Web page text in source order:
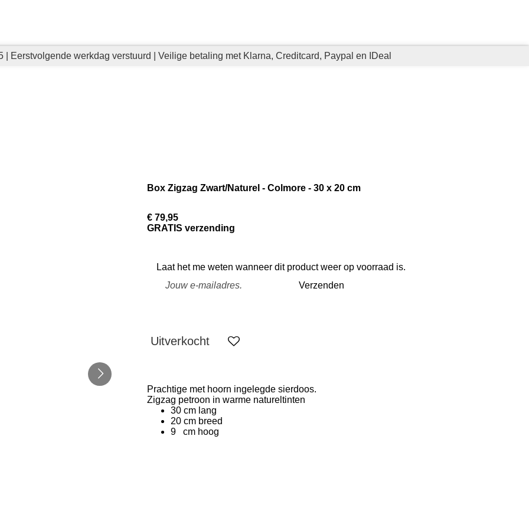
| Eerstvolgende werkdag verstuurd | Veilige betaling met Klarna, Creditcard, Paypal en IDeal
Box Zigzag Zwart/Naturel - Colmore - 30 x 20 cm
€ 79,95
GRATIS verzending
Laat het me weten wanneer dit product weer op voorraad is.
Verzenden
Uitverkocht
Prachtige met hoorn ingelegde sierdoos.
Zigzag petroon in warme natureltinten
30 cm lang
20 cm breed
9 cm hoog